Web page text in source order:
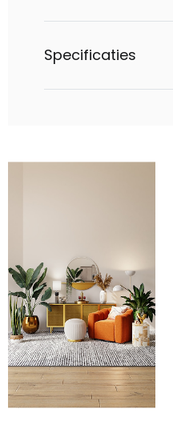
Specificaties